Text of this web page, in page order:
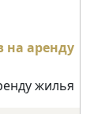
жилья